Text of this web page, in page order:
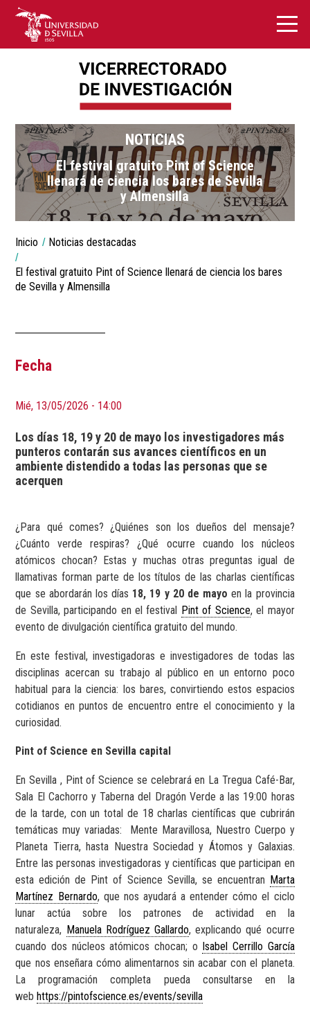
NOTICIAS
El festival gratuito Pint of Science
llenará de ciencia los bares de Sevilla
y Almensilla
Breadcrumbs
You
are
here:
Inicio Noticias destacadas
El festival gratuito Pint of Science llenará de ciencia los bares
de Sevilla y Almensilla
Fecha
Mié, 13/05/2026 - 14:00
Los días 18, 19 y 20 de mayo los investigadores más
punteros contarán sus avances científicos en un
ambiente distendido a todas las personas que se
acerquen
¿Para qué comes? ¿Quiénes son los dueños del mensaje?
¿Cuánto verde respiras? ¿Qué ocurre cuando los núcleos
atómicos chocan? Estas y muchas otras preguntas igual de
llamativas forman parte de los títulos de las charlas científicas
que se abordarán los días 18, 19 y 20 de mayo en la provincia
de Sevilla, participando en el festival
Pint of Science, el mayor
evento de divulgación científica gratuito del mundo.
En este festival, investigadoras e investigadores de todas las
disciplinas acercan su trabajo al público en un entorno poco
habitual para la ciencia: los bares, convirtiendo estos espacios
cotidianos en puntos de encuentro entre el conocimiento y la
curiosidad.
Pint of Science en Sevilla capital
En Sevilla , Pint of Science se celebrará en La Tregua Café-Bar,
Sala El Cachorro y Taberna del Dragón Verde a las 19:00 horas
de la tarde, con un total de 18 charlas científicas que cubrirán
temáticas muy variadas: Mente Maravillosa, Nuestro Cuerpo y
Planeta Tierra, hasta Nuestra Sociedad y Átomos y Galaxias.
Entre las personas investigadoras y científicas que participan en
esta edición de Pint of Science Sevilla, se encuentran Marta
Martínez Bernardo, que nos ayudará a entender cómo el ciclo
lunar actúa sobre los patrones de actividad en la
naturaleza, Manuela Rodríguez Gallardo, explicando qué ocurre
cuando dos núcleos atómicos chocan; o Isabel Cerrillo García
que nos enseñara cómo alimentarnos sin acabar con el planeta.
La programación completa pueda consultarse en la
webhttps://pintofscience.es/events/sevilla